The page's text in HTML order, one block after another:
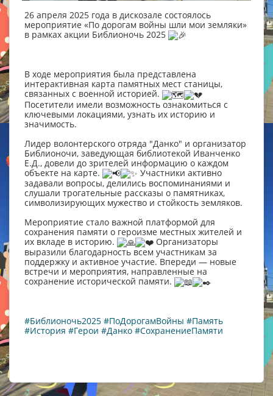
26 апреля 2025 года в дискозале состоялось
мероприятие «По дорогам войны шли мои земляки»
в рамках акции Библионочь 2025
В ходе мероприятия была представлена
интерактивная карта памятных мест станицы,
связанных с военной историей.
Посетители имели возможность ознакомиться с
ключевыми локациями, узнать их историю и
значимость.
Лидер волонтерского отряда "Данко" и организатор
Библионочи, заведующая библиотекой Иванченко
Е.Д., довели до зрителей информацию о каждом
объекте на карте.
Участники активно
задавали вопросы, делились воспоминаниями и
слушали трогательные рассказы о памятниках,
символизирующих мужество и стойкость земляков.
Мероприятие стало важной платформой для
сохранения памяти о героизме местных жителей и
их вкладе в историю.
Организаторы
выразили благодарность всем участникам за
поддержку и активное участие. Впереди — новые
встречи и мероприятия, направленные на
сохранение исторической памяти.
#Библионочь2025 #ПоДорогамВойны #Память
#История #Герои #Данко #СохранениеПамяти